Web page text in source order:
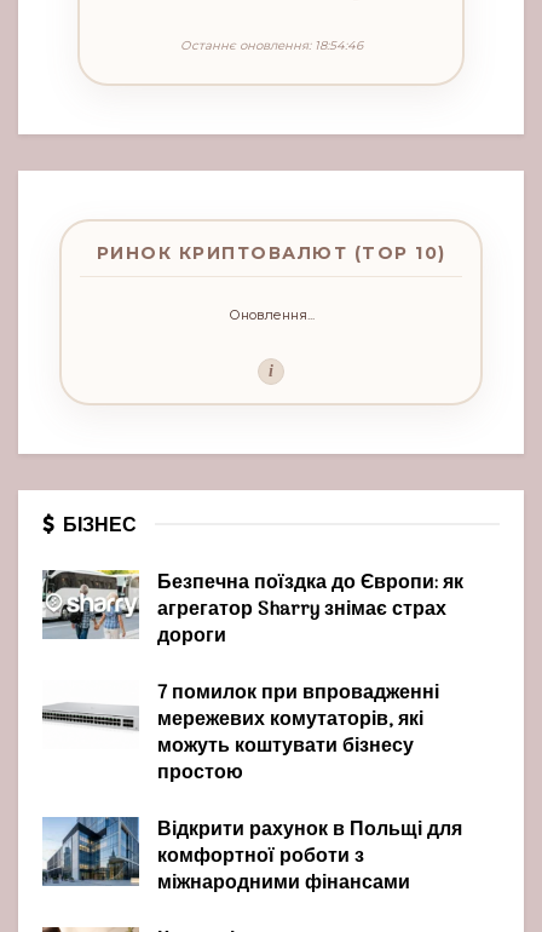
Останнє оновлення: 18:54:46
РИНОК КРИПТОВАЛЮТ (TOP 10)
Оновлення...
i
БІЗНЕС
Безпечна поїздка до Європи: як
агрегатор Sharry знімає страх
дороги
7 помилок при впровадженні
мережевих комутаторів, які
можуть коштувати бізнесу
простою
Відкрити рахунок в Польщі для
комфортної роботи з
міжнародними фінансами